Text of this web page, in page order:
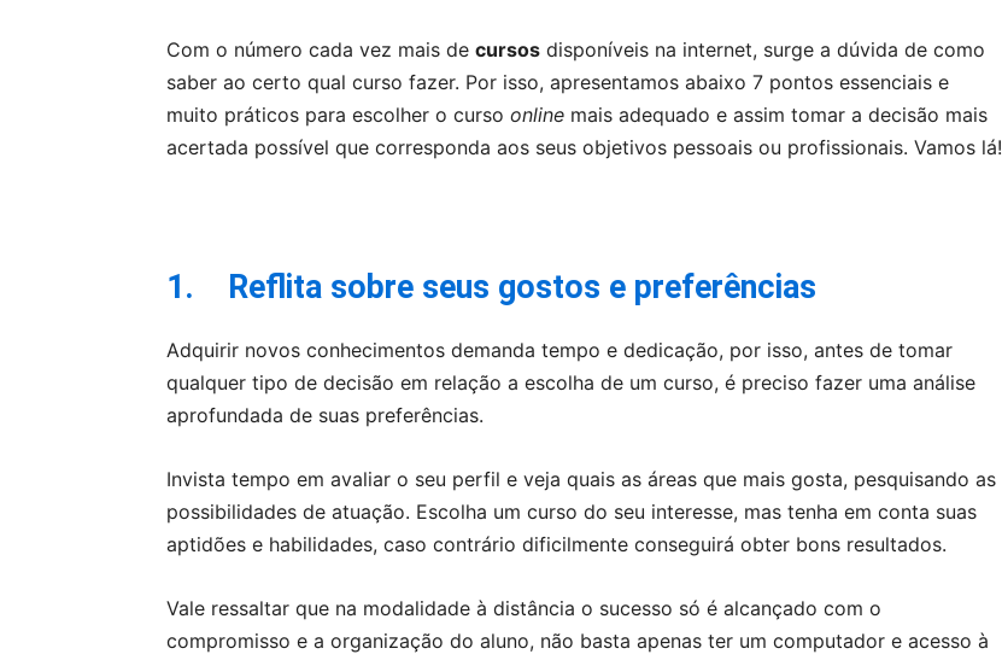
Com o número cada vez mais de cursos disponíveis na internet, surge a dúvida de como
saber ao certo qual curso fazer. Por isso, apresentamos abaixo 7 pontos essenciais e
muito práticos para escolher o curso online mais adequado e assim tomar a decisão mais
acertada possível que corresponda aos seus objetivos pessoais ou profissionais. Vamos lá!
1. Reflita sobre seus gostos e preferências
Adquirir novos conhecimentos demanda tempo e dedicação, por isso, antes de tomar
qualquer tipo de decisão em relação a escolha de um curso, é preciso fazer uma análise
aprofundada de suas preferências.
Invista tempo em avaliar o seu perfil e veja quais as áreas que mais gosta, pesquisando as
possibilidades de atuação. Escolha um curso do seu interesse, mas tenha em conta suas
aptidões e habilidades, caso contrário dificilmente conseguirá obter bons resultados.
Vale ressaltar que na modalidade à distância o sucesso só é alcançado com o
compromisso e a organização do aluno, não basta apenas ter um computador e acesso à